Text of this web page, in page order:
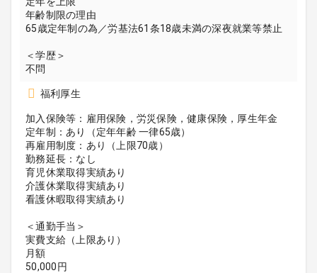
年齢制限の理由
65歳定年制の為／労基法61条18歳未満の深夜就業等禁止
＜学歴＞
不問
福利厚生
加入保険等：雇用保険，労災保険，健康保険，厚生年金
定年制：あり（定年年齢 一律65歳）
再雇用制度：あり（上限70歳）
勤務延長：なし
育児休業取得実績あり
介護休業取得実績あり
看護休暇取得実績あり
＜通勤手当＞
実費支給（上限あり）
月額
50,000円